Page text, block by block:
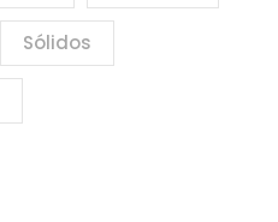
Sólidos